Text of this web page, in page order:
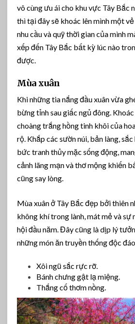
vô cùng ưu ái cho khu vực Tây Bắc
thì tại đây sẽ khoác lên mình một
nhu cầu và quỹ thời gian của mình
xếp đến Tây Bắc bất kỳ lúc nào
được.
Mùa xuân
Khi những tia nắng đầu xuân vừa
bừng tỉnh sau giấc ngủ đông.
choàng trắng hồng tinh khôi của
rộ. Khắp các sườn núi, bản làng,
bức tranh thủy mặc sống động,
cảnh lãng mạn và thơ mộng khiến
cũng say lòng.
Mùa xuân ở Tây Bắc đẹp bởi thiên
không khí trong lành, mát mẻ và sự
hội đầu năm. Đây cũng là dịp lý
những món ăn truyền thống độc
Xôi ngũ sắc rực rỡ.
Bánh chưng gật lạ miệng.
Thắng cố thơm nồng.